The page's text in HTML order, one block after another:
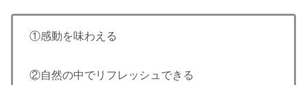
①感動を味わえる
②自然の中でリフレッシュできる